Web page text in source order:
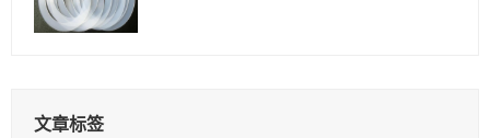
文章标签